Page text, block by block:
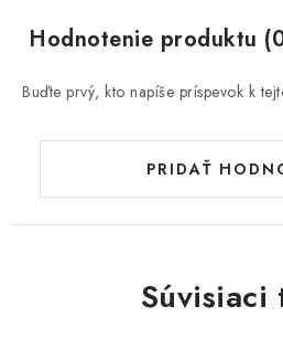
Hodnotenie produktu
Buďte prvý, kto napíše príspevok k
PRIDAŤ
Súvisiaci